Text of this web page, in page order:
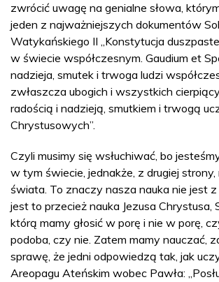
zwrócić uwagę na genialne słowa,
jeden z najważniejszych dokumentów
Watykańskiego II „Konstytucja
w świecie współczesnym. Gaudium et
nadzieja, smutek i trwoga ludzi
zwłaszcza ubogich i wszystkich
radością i nadzieją, smutkiem i trwogą
Chrystusowych”.
Czyli musimy się wsłuchiwać, bo
w tym świecie, jednakże, z drugiej
świata. To znaczy nasza nauka nie jest
jest to przecież nauka Jezusa Chrystusa,
którą mamy głosić w porę i nie w porę,
podoba, czy nie. Zatem mamy nauczać,
sprawę, że jedni odpowiedzą tak, jak
Areopagu Ateńskim wobec Pawła: